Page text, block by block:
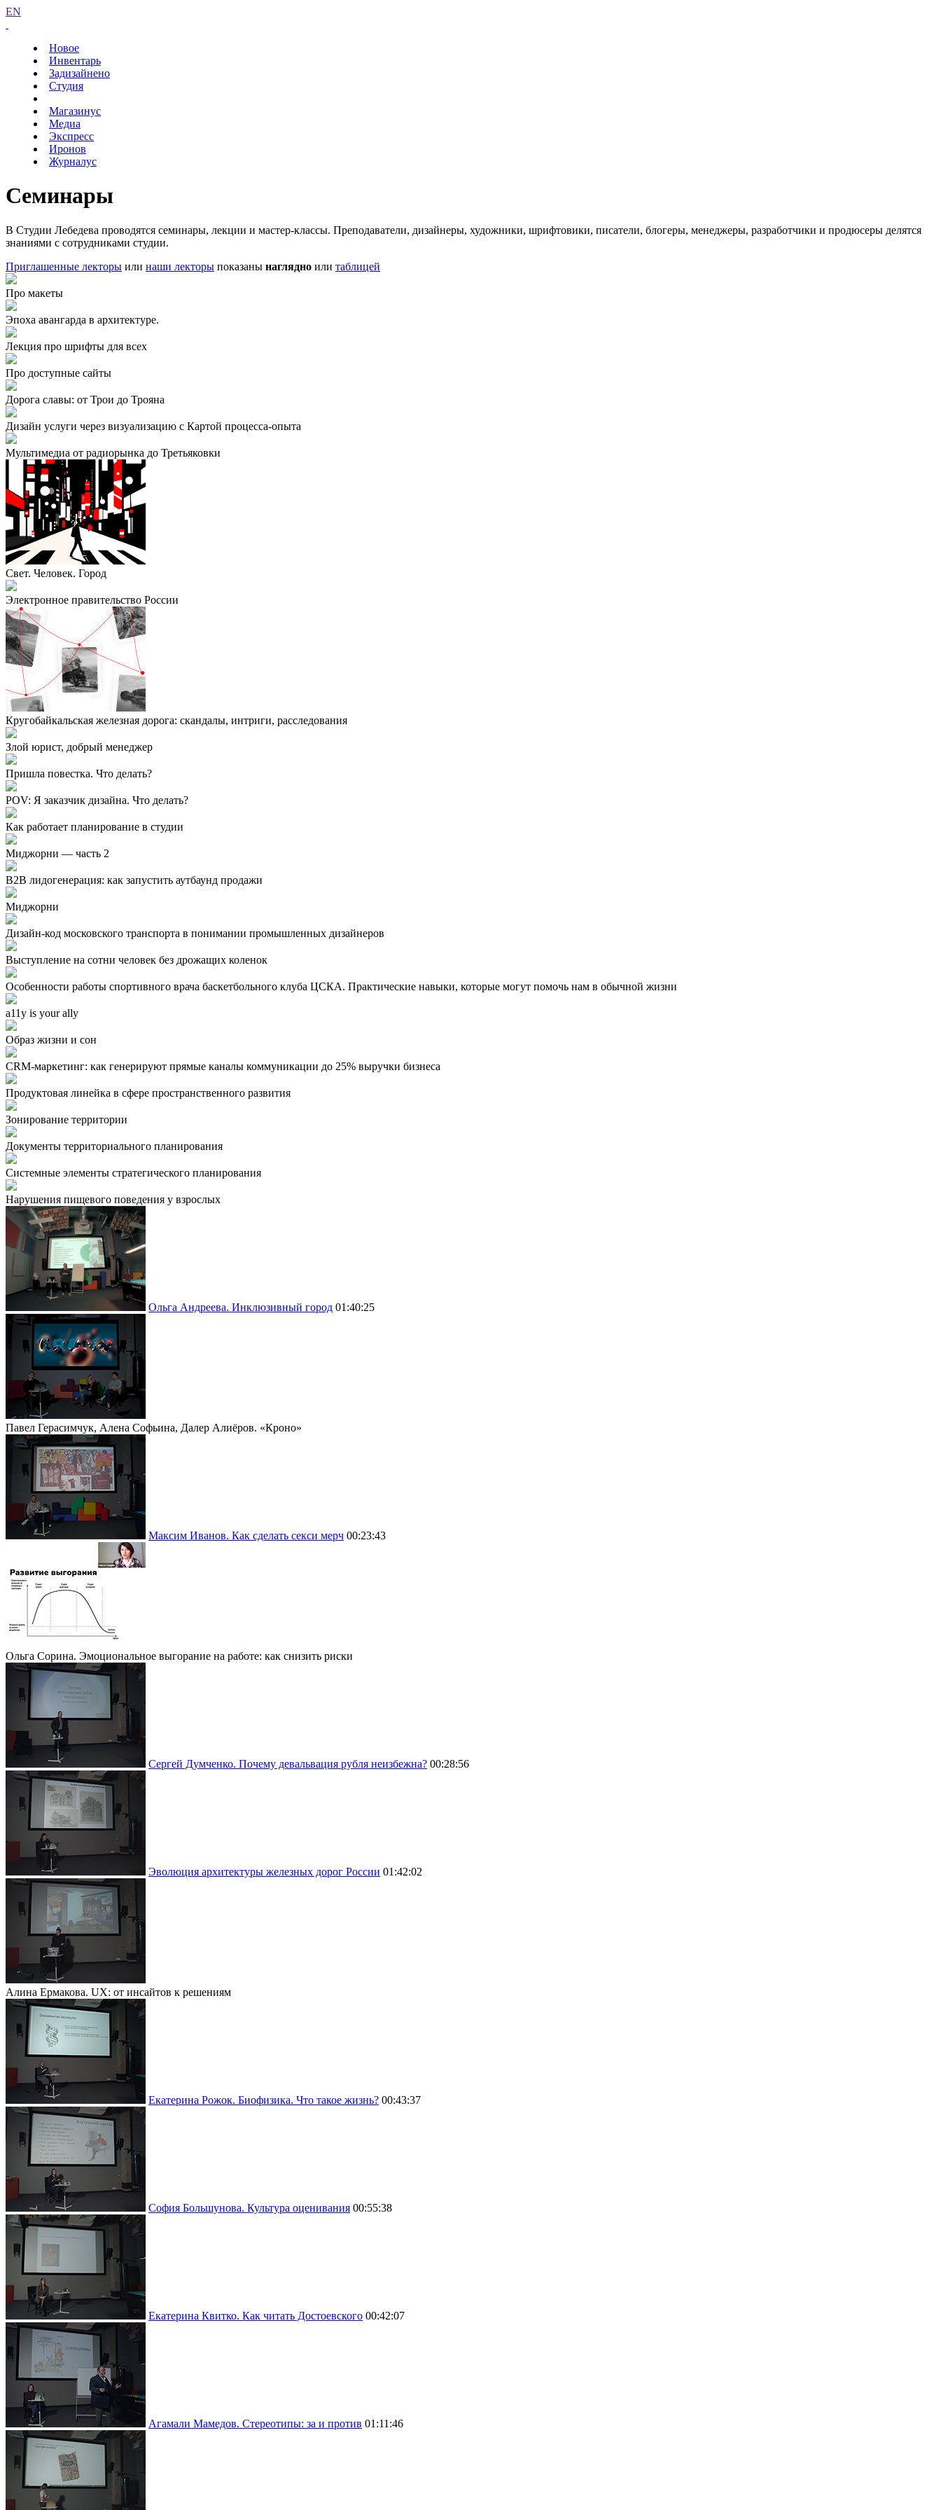
EN
Новое
Инвентарь
Задизайнено
Студия
Магазинус
Медиа
Экспресс
Иронов
Журналус
Семинары
В Студии Лебедева проводятся семинары, лекции и мастер-классы. Преподаватели, дизайнеры, художники, шрифтовики, писатели, блогеры, менеджеры, разработчики и продюсеры делятся
знаниями с сотрудниками студии.
Приглашенные лекторы или наши лекторы показаны наглядно или таблицей
Про макеты
Эпоха авангарда в архитектуре.
Лекция про шрифты для всех
Про доступные сайты
Дорога славы: от Трои до Трояна
Дизайн услуги через визуализацию с Картой процесса-опыта
Мультимедиа от радиорынка до Третьяковки
Свет. Человек. Город
Электронное правительство России
Кругобайкальская железная дорога: скандалы, интриги, расследования
Злой юрист, добрый менеджер
Пришла повестка. Что делать?
POV: Я заказчик дизайна. Что делать?
Как работает планирование в студии
Миджорни — часть 2
B2B лидогенерация: как запустить аутбаунд продажи
Миджорни
Дизайн-код московского транспорта в понимании промышленных дизайнеров
Выступление на сотни человек без дрожащих коленок
Особенности работы спортивного врача баскетбольного клуба ЦСКА. Практические навыки, которые могут помочь нам в обычной жизни
a11y is your ally
Образ жизни и сон
CRM-маркетинг: как генерируют прямые каналы коммуникации до 25% выручки бизнеса
Продуктовая линейка в сфере пространственного развития
Зонирование территории
Документы территориального планирования
Системные элементы стратегического планирования
Нарушения пищевого поведения у взрослых
Ольга Андреева. Инклюзивный город 01:40:25
Павел Герасимчук, Алена Софьина, Далер Алиёров. «Кроно»
Максим Иванов. Как сделать секси мерч 00:23:43
Ольга Сорина. Эмоциональное выгорание на работе: как снизить риски
Сергей Думченко. Почему девальвация рубля неизбежна? 00:28:56
Эволюция архитектуры железных дорог России 01:42:02
Алина Ермакова. UX: от инсайтов к решениям
Екатерина Рожок. Биофизика. Что такое жизнь? 00:43:37
София Большунова. Культура оценивания 00:55:38
Екатерина Квитко. Как читать Достоевского 00:42:07
Агамали Мамедов. Стереотипы: за и против 01:11:46